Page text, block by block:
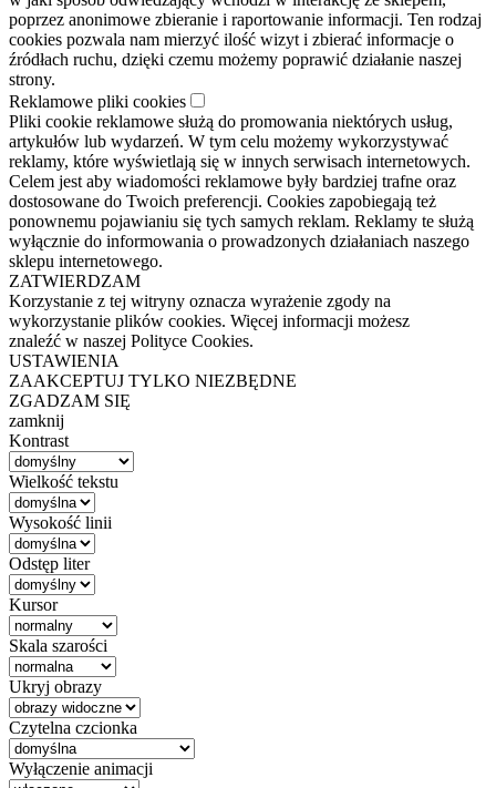
poprzez anonimowe zbieranie i raportowanie informacji. Ten rodzaj
cookies pozwala nam mierzyć ilość wizyt i zbierać informacje o
źródłach ruchu, dzięki czemu możemy poprawić działanie naszej
strony.
Reklamowe pliki cookies
Pliki cookie reklamowe służą do promowania niektórych usług,
artykułów lub wydarzeń. W tym celu możemy wykorzystywać
reklamy, które wyświetlają się w innych serwisach internetowych.
Celem jest aby wiadomości reklamowe były bardziej trafne oraz
dostosowane do Twoich preferencji. Cookies zapobiegają też
ponownemu pojawianiu się tych samych reklam. Reklamy te służą
wyłącznie do informowania o prowadzonych działaniach naszego
sklepu internetowego.
ZATWIERDZAM
Korzystanie z tej witryny oznacza wyrażenie zgody na
wykorzystanie plików cookies. Więcej informacji możesz
znaleźć w naszej Polityce Cookies.
USTAWIENIA
ZAAKCEPTUJ TYLKO NIEZBĘDNE
ZGADZAM SIĘ
zamknij
Kontrast
Wielkość tekstu
Wysokość linii
Odstęp liter
Kursor
Skala szarości
Ukryj obrazy
Czytelna czcionka
Wyłączenie animacji